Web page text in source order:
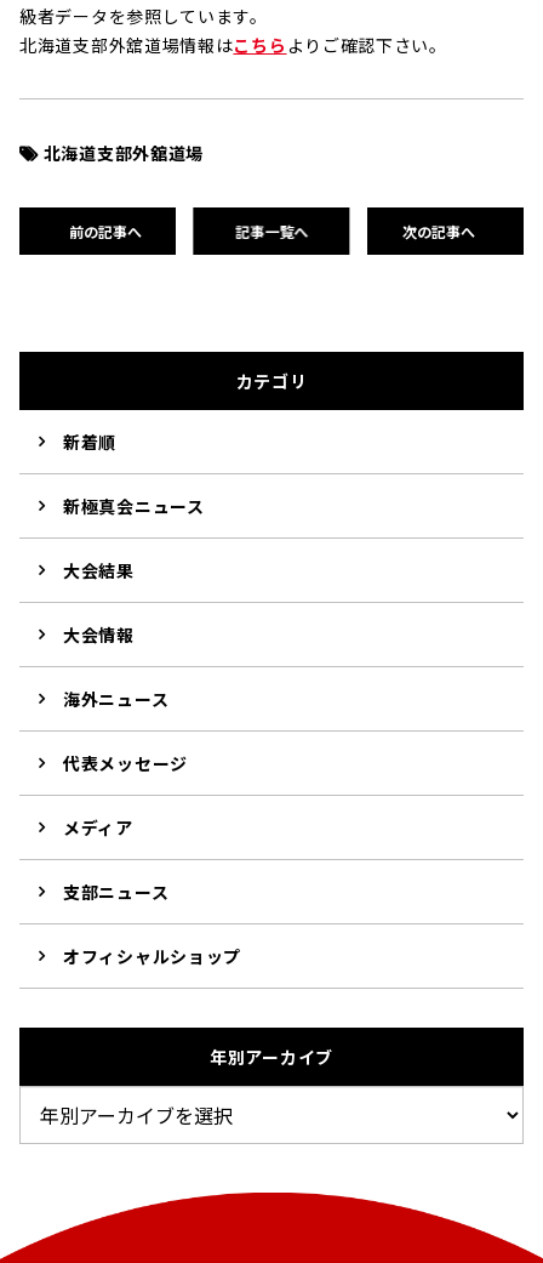
級者データを参照しています。
北海道支部外舘道場情報はこちら よりご確認下さい。
北海道支部外舘道場
前の記事へ 記事一覧へ 次の記事へ
カテゴリ
新着順
新極真会ニュース
大会結果
大会情報
海外ニュース
代表メッセージ
メディア
支部ニュース
オフィシャルショップ
年別アーカイブ